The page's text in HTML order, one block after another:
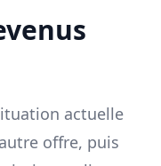
actuelle
offre, puis